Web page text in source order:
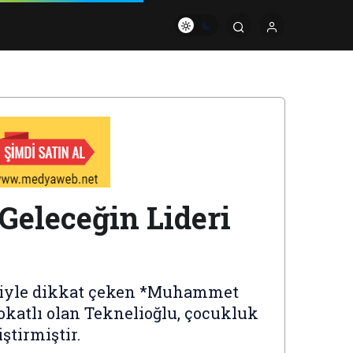
Lideri
dikkat çeken *Muhammet
olan Teknelioğlu, çocukluk